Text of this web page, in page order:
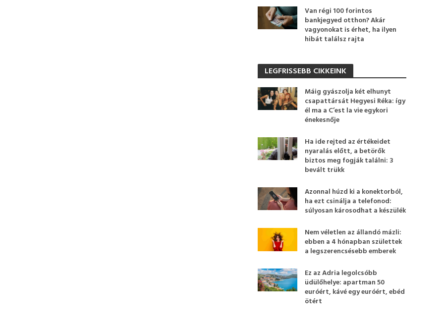
Van régi 100 forintos
bankjegyed otthon? Akár
vagyonokat is érhet, ha ilyen
hibát találsz rajta
LEGFRISSEBB CIKKEINK
Máig gyászolja két elhunyt
csapattársát Hegyesi Réka: így
él ma a C’est la vie egykori
énekesnője
Ha ide rejted az értékeidet
nyaralás előtt, a betörők
biztos meg fogják találni: 3
bevált trükk
Azonnal húzd ki a konektorból,
ha ezt csinálja a telefonod:
súlyosan károsodhat a készülék
Nem véletlen az állandó mázli:
ebben a 4 hónapban születtek
a legszerencsésebb emberek
Ez az Adria legolcsóbb
üdülőhelye: apartman 50
euróért, kávé egy euróért, ebéd
ötért